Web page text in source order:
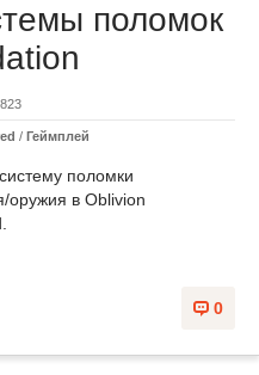
поломок
823
/ Геймплей
поломки
оружия в Oblivion
0